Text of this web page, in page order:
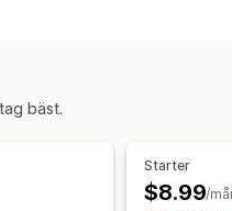
bäst.
Starter
$8.99/